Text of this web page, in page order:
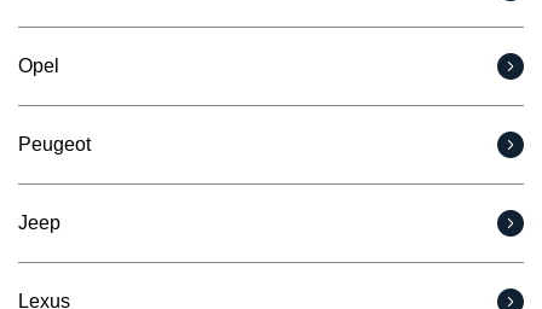
Opel
Peugeot
Jeep
Lexus